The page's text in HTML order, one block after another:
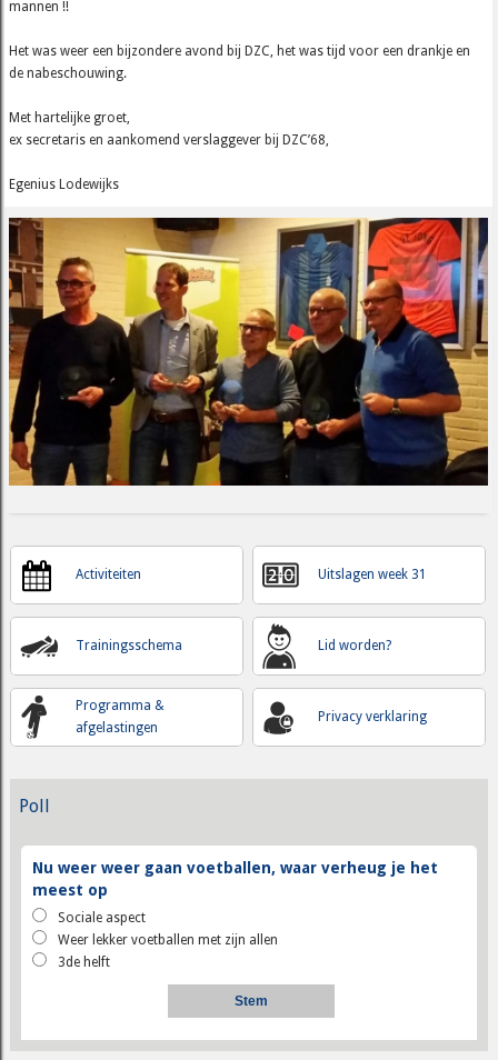
mannen !!
Het was weer een bijzondere avond bij DZC, het was tijd voor een drankje en
de nabeschouwing.
Met hartelijke groet,
ex secretaris en aankomend verslaggever bij DZC’68,
Egenius Lodewijks
Activiteiten
Trainingsschema
Programma &
afgelastingen
Uitslagen week 31
Lid worden?
Privacy verklaring
Poll
Nu weer weer gaan voetballen, waar verheug je het
meest op
Sociale aspect
Weer lekker voetballen met zijn allen
3de helft